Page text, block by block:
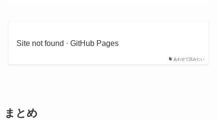
あわせて読みたい
Site not found · GitHub Pages
まとめ